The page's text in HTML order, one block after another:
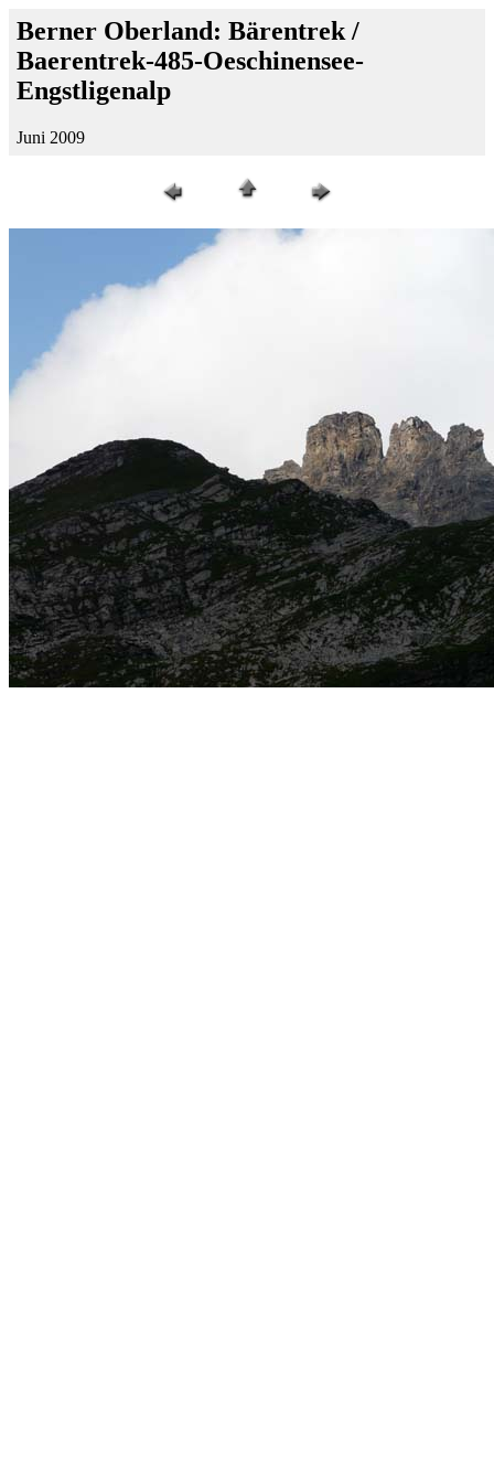
Berner Oberland: Bärentrek /
Baerentrek-485-Oeschinensee-
Engstligenalp
Juni 2009